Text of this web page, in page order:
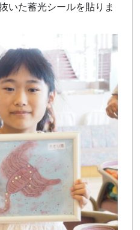
いた蓄光シールを貼りま